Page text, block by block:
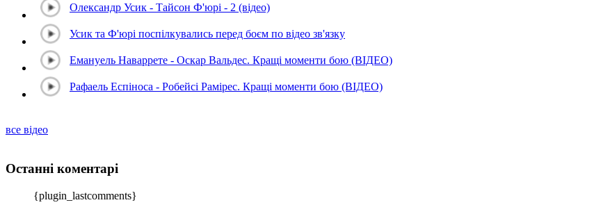
Олександр Усик - Тайсон Ф'юрі - 2 (відео)
Усик та Ф'юрі поспілкувались перед боєм по відео зв'язку
Емануель Наваррете - Оскар Вальдес. Кращі моменти бою (ВІДЕО)
Рафаель Еспіноса - Робейсі Рамірес. Кращі моменти бою (ВІДЕО)
все відео
Останні коментарі
{plugin_lastcomments}